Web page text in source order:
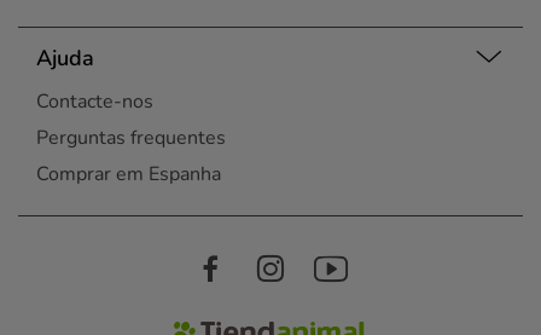
Ajuda
Contacte-nos
Perguntas frequentes
Comprar em Espanha